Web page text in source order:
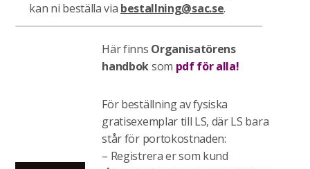
kan ni beställa via bestallning@sac.se.
Här finns Organisatörens
handboksom pdf för alla!
För beställning av fysiska
gratisexemplar till LS, där LS bara
står för portokostnaden:
– Registrera er som kund